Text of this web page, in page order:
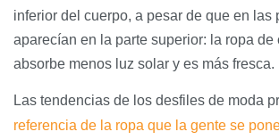
inferior del cuerpo, a pesar de que en las
aparecían en la parte superior: la ropa de
absorbe menos luz solar y es más fresca.
Las tendencias de los desfiles de moda
referencia de la ropa que la gente se